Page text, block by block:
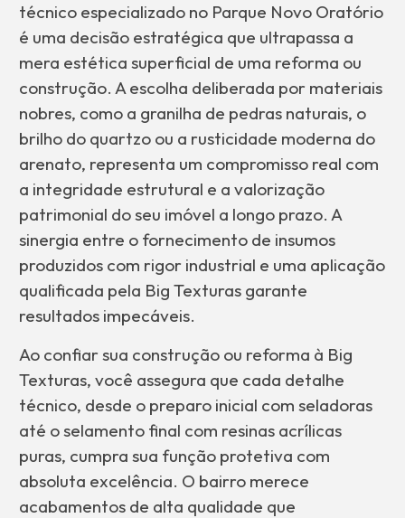
técnico especializado no Parque Novo Oratório
é uma decisão estratégica que ultrapassa a
mera estética superficial de uma reforma ou
construção. A escolha deliberada por materiais
nobres, como a granilha de pedras naturais, o
brilho do quartzo ou a rusticidade moderna do
arenato, representa um compromisso real com
a integridade estrutural e a valorização
patrimonial do seu imóvel a longo prazo. A
sinergia entre o fornecimento de insumos
produzidos com rigor industrial e uma aplicação
qualificada pela Big Texturas garante
resultados impecáveis.
Ao confiar sua construção ou reforma à Big
Texturas, você assegura que cada detalhe
técnico, desde o preparo inicial com seladoras
até o selamento final com resinas acrílicas
puras, cumpra sua função protetiva com
absoluta excelência. O bairro merece
acabamentos de alta qualidade que